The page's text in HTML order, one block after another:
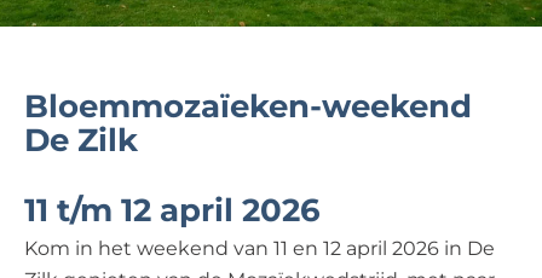
Bloemmozaïeken-weekend
De Zilk
11 t/m 12 april 2026
Kom in het weekend van 11 en 12 april 2026 in De